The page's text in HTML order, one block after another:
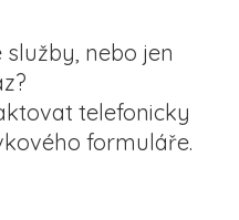
nebo jen
telefonicky
formuláře.